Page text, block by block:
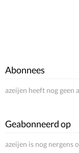
Abonnees
azeijen heeft nog geen
Geabonneerd op
azeijen is nog nergens